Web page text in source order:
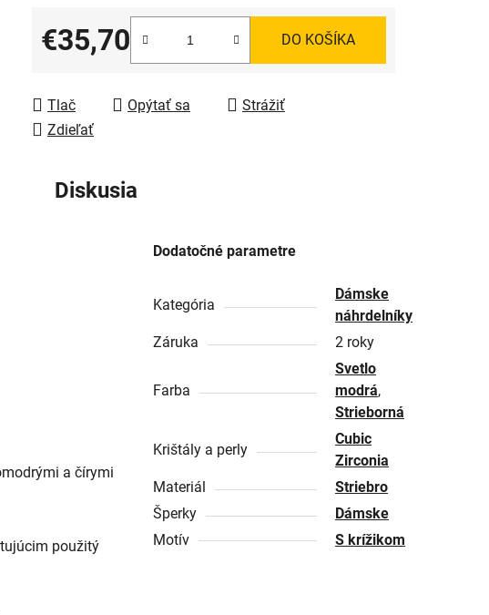
€35,70
Jednotková cena:
DO KOŠÍKA
Tlač Opýtať sa
Strážiť
Zdieľať
Diskusia
a čírymi
použitý
Dodatočné parametre
Kategória
Dámske
náhrdelníky
Záruka
2 roky
Farba
Svetlo
modrá,
Strieborná
Krištály a perly
Cubic
Zirconia
Materiál
Striebro
Šperky
Dámske
Motív
S krížikom